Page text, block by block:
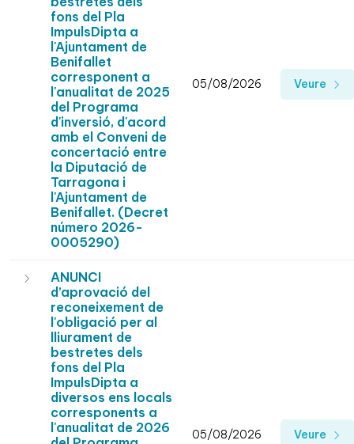
fons del Pla
ImpulsDipta a
l'Ajuntament de
Benifallet
corresponent a
l'anualitat de 2025
del Programa
d'inversió, d'acord
amb el Conveni de
concertació entre
la Diputació de
Tarragona i
l'Ajuntament de
Benifallet. (Decret
número 2026-
0005290)
05/08/2026 Veure
ANUNCI
d’aprovació del
reconeixement de
l'obligació per al
lliurament de
bestretes dels
fons del Pla
ImpulsDipta a
diversos ens locals
corresponents a
l'anualitat de 2026
05/08/2026 Veure